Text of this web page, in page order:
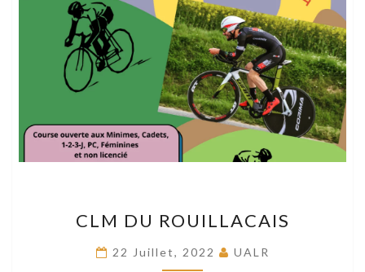
DU
ROUILLACAIS
CLM DU ROUILLACAIS
22 Juillet, 2022 UALR